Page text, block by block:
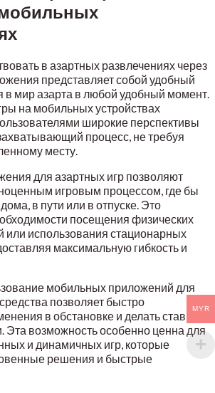
в азартных развлечениях через
представляет собой удобный
в мир азарта в любой удобный момент.
на мобильных устройствах
широкие перспективы
процесс, не требуя
месту.
для азартных игр позволяют
игровым процессом, где бы
в пути или в отпуске. Это
посещения физических
или использования стационарных
максимальную гибкость и
мобильных приложений для
позволяет быстро
в обстановке и делать ставки в
Эта возможность особенно ценна для
и динамичных игр, которые
решения и быстрые
MYR